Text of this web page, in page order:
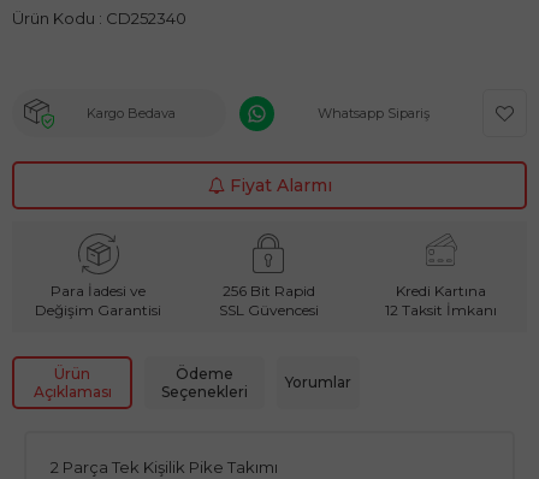
Ürün Kodu : CD252340
Kargo Bedava Whatsapp Sipariş
Fiyat Alarmı
Para İadesi ve
Değişim Garantisi
256 Bit Rapid
SSL Güvencesi
Kredi Kartına
12 Taksit İmkanı
Ürün
Açıklaması
Ödeme
Seçenekleri
Yorumlar
2 Parça Tek Kişilik Pike Takımı